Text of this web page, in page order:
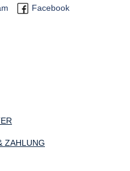
Facebook
ZAHLUNG